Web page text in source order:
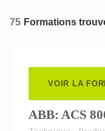
75 Formations
VOIR LA
ABB: ACS